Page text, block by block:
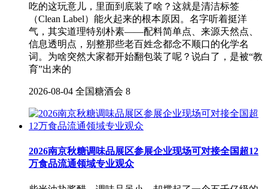
吃的这玩意儿，里面到底装了啥？这就是清洁标签
（Clean Label）能火起来的根本原因。名字听着挺洋
气，其实道理特别朴素——配料简单点、来源天然点、
信息透明点，别整那些老百姓念都念不顺口的化学名
词。为啥突然大家都开始翻包装了呢？说白了，是被“教
育”出来的
2026-08-04 全国糖酒会 8
2026南京秋糖调味品展区参展企业现场可对接全国超12
万食品流通领域专业观众